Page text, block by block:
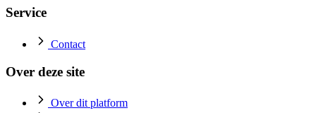
Service
Contact
Over deze site
Over dit platform